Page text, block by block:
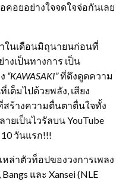
คอยอย่างใจจดใจจ่อกันเลย
ในเดือนมิถุนายนก่อนที่
างเป็นทางการ เป็น
“KAWASAKI”ที่ดึงดูดความ
ต็มไปด้วยพลัง, เสียง
สร้างความตื่นตาตื่นใจทั้ง
ยเป็นไวรัลบน YouTube
วันแรก!!!
ล่าตัวท็อปของวงการเพลง
และ Xansei (NLE